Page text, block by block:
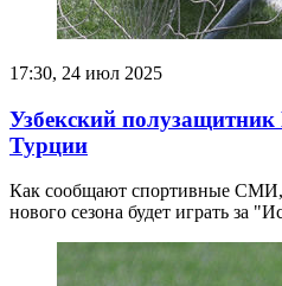
17:30, 24 июл 2025
Узбекский
Турции
Как сообщают спортивные СМИ,
нового сезона будет играть за